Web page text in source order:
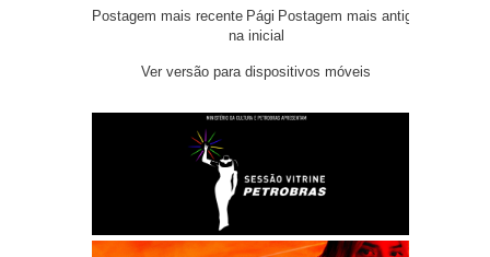
Postagem mais recente Postagem mais antiga
Pági
na inicial
Ver versão para dispositivos móveis